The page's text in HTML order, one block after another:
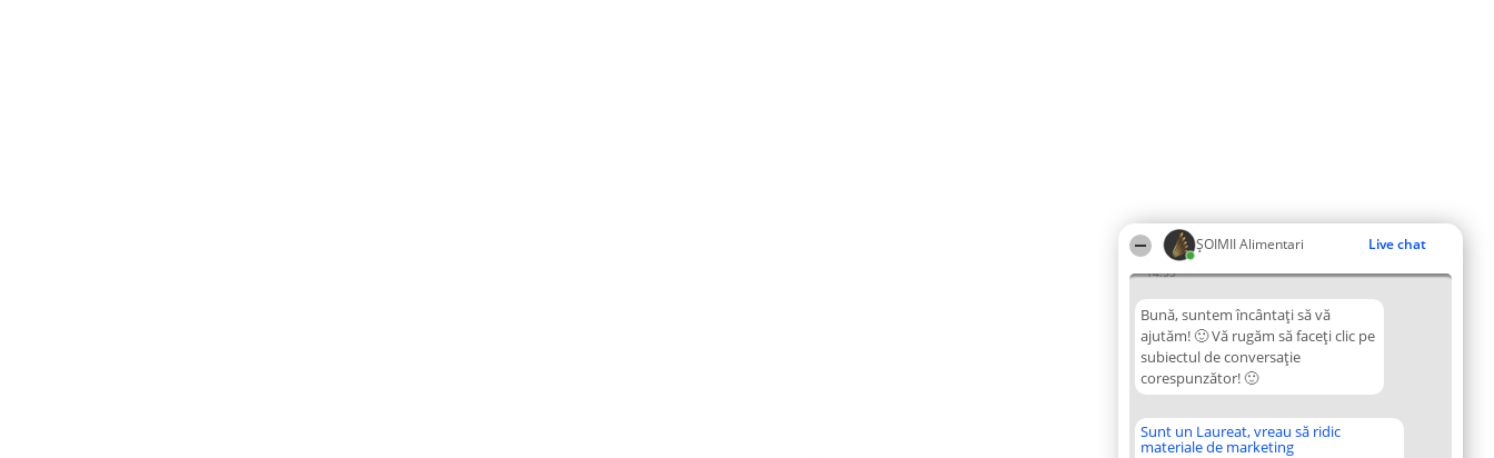
ŞOIMII Alimentari Live chat
14:53
Bună, suntem încântați să vă
ajutăm! 🙂 Vă rugăm să faceți clic pe
subiectul de conversație
corespunzător! 🙂
Sunt un Laureat, vreau să ridic
materiale de marketing